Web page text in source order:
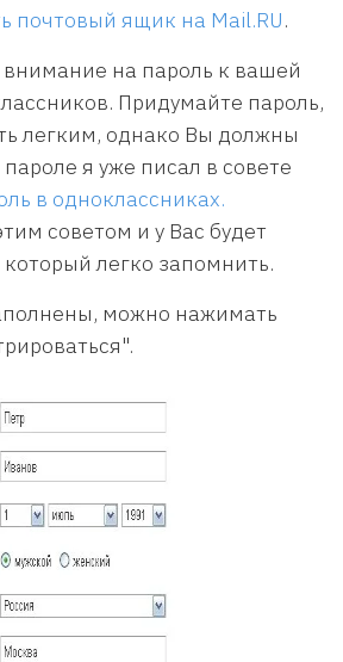
почтовый ящик на Mail.RU.
внимание на пароль к вашей
Придумайте пароль,
легким, однако Вы должны
я уже писал в совете
в одноклассниках.
советом и у Вас будет
легко запомнить.
можно нажимать